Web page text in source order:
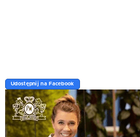
Udostępnij na Facebook